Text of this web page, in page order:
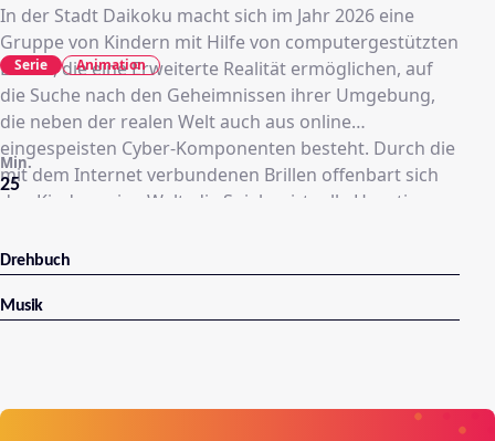
In der Stadt Daikoku macht sich im Jahr 2026 eine
Gruppe von Kindern mit Hilfe von computergestützten
Brillen, die eine Erweiterte Realität ermöglichen, auf
die Suche nach den Geheimnissen ihrer Umgebung,
die neben der realen Welt auch aus online
eingespeisten Cyber-Komponenten besteht. Durch die
mit dem Internet verbundenen Brillen offenbart sich
den Kindern eine Welt, die Spiele, virtuelle Haustiere
Softwaretools interagieren sie mit ihrer Umgebung
und verändern dadurch auch den digitalen Teil der
Landschaft. Yuko Okonogi, die gerade mit ihrer
einem Illegalen - eine Art zufällig entstandener Virus -
25
Min.
Serie Animation
Drehbuch
Musik